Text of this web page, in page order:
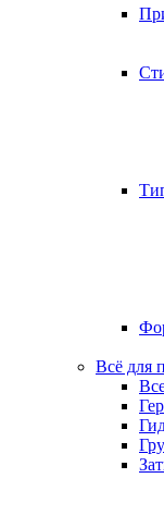
Всё для